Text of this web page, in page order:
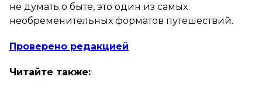
не думать о быте, это один из самых
необременительных форматов путешествий.
Проверено редакцией
Читайте также: